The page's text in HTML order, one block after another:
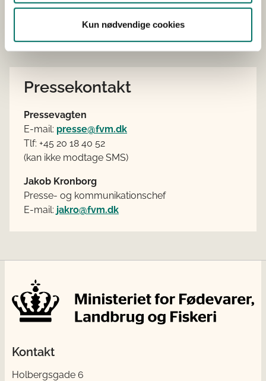
Kun nødvendige cookies
Parlamentet, og en række europæiske
Pressekontakt
Pressevagten
E-mail: presse@fvm.dk
Tlf: +45 20 18 40 52
(kan ikke modtage SMS)
Jakob Kronborg
Presse- og kommunikationschef
E-mail: jakro@fvm.dk
Kontakt
Holbergsgade 6